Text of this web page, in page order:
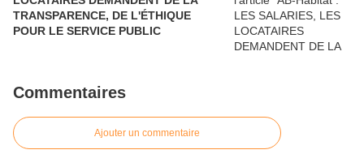
TRANSPARENCE, DE L'ÉTHIQUE
POUR LE SERVICE PUBLIC
Commentaires
Ajouter un commentaire